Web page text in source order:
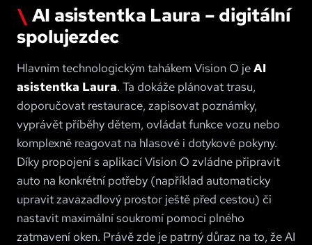
AI asistentka Laura – digitální
spolujezdec
Hlavním technologickým tahákem Vision O jeAI
asistentka Laura. Ta dokáže plánovat trasu,
doporučovat restaurace, zapisovat poznámky,
vyprávět příběhy dětem, ovládat funkce vozu nebo
komplexně reagovat na hlasové i dotykové pokyny.
Díky propojení s aplikací Vision O zvládne připravit
auto na konkrétní potřeby (například automaticky
upravit zavazadlový prostor ještě před cestou) či
nastavit maximální soukromí pomocí plného
zatmavení oken. Právě zde je patrný důraz na to, že AI